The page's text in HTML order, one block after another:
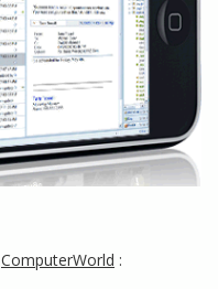
ComputerWorld :